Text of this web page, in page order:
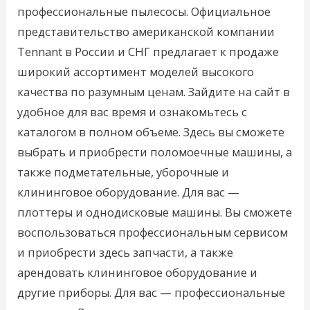
профессиональные пылесосы. Официальное
представительство американской компании
Tennant в России и СНГ предлагает к продаже
широкий ассортимент моделей высокого
качества по разумным ценам. Зайдите на сайт в
удобное для вас время и ознакомьтесь с
каталогом в полном объеме. Здесь вы сможете
выбрать и приобрести поломоечные машины, а
также подметательные, уборочные и
клининговое оборудование. Для вас —
плоттеры и однодисковые машины. Вы сможете
воспользоваться профессиональным сервисом
и приобрести здесь запчасти, а также
арендовать клининговое оборудование и
другие приборы. Для вас — профессиональные